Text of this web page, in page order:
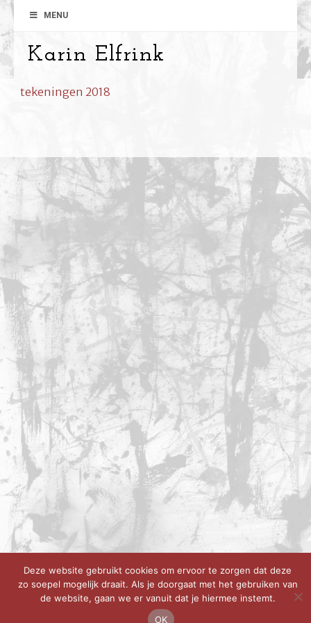
MENU
Karin Elfrink
tekeningen 2018
Deze website gebruikt cookies om ervoor te zorgen dat deze
zo soepel mogelijk draait. Als je doorgaat met het gebruiken van
de website, gaan we er vanuit dat je hiermee instemt.
OK